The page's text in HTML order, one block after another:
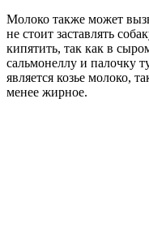
Молоко также может
не стоит заставлять
кипятить, так как в
сальмонеллу и палочку
является козье молоко,
менее жирное.